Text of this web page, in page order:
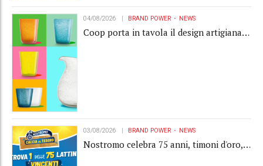
04/08/2026 BRAND POWER NEWS
Coop porta in tavola il design artigianale
03/08/2026 BRAND POWER NEWS
Nostromo celebra 75 anni, timoni d'oro,